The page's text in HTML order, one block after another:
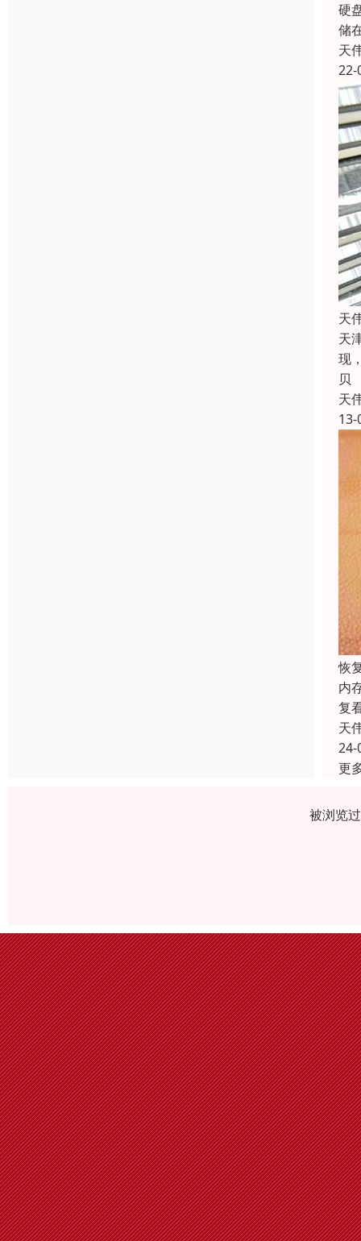
硬
储
天
22-
天
天
现
贝
天
13-
恢
内
复
天
24-
更
被浏览